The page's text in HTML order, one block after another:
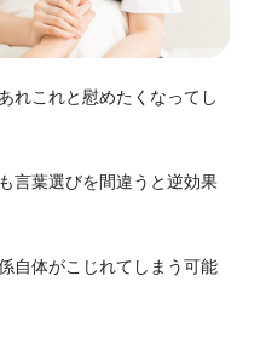
れこれと慰めたくなってし
言葉選びを間違うと逆効果
自体がこじれてしまう可能